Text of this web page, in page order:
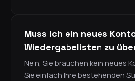
Muss ich ein neues
Wiedergabelisten zu
Nein, Sie brauchen kein neues
Sie einfach Ihre bestehenden